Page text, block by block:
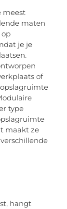
meest
maten
op
je je
of
type
maakt ze
hangt